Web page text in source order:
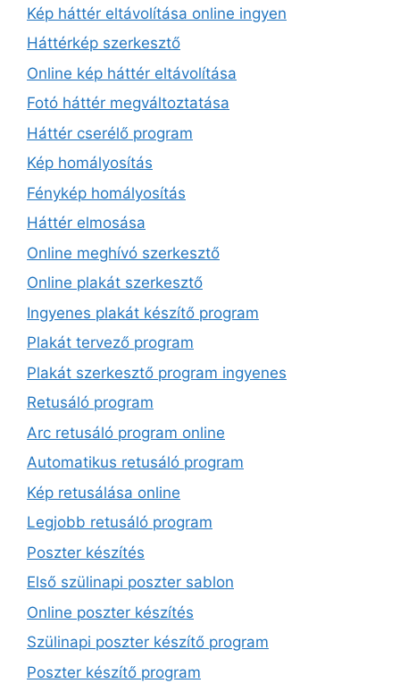
Kép háttér eltávolítása online ingyen
Háttérkép szerkesztő
Online kép háttér eltávolítása
Fotó háttér megváltoztatása
Háttér cserélő program
Kép homályosítás
Fénykép homályosítás
Háttér elmosása
Online meghívó szerkesztő
Online plakát szerkesztő
Ingyenes plakát készítő program
Plakát tervező program
Plakát szerkesztő program ingyenes
Retusáló program
Arc retusáló program online
Automatikus retusáló program
Kép retusálása online
Legjobb retusáló program
Poszter készítés
Első szülinapi poszter sablon
Online poszter készítés
Szülinapi poszter készítő program
Poszter készítő program